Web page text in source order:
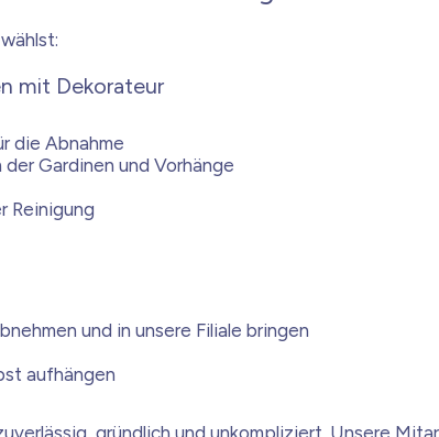
mit Dekorateur
die Abnahme
Gardinen und Vorhänge
Reinigung
und in unsere Filiale bringen
aufhängen
gründlich und unkompliziert. Unsere